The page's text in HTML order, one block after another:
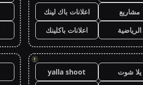
مشاريع
اعلانات باك لينك
الرياضية
اعلانات باكلينك
!
يلا شوت
yalla shoot